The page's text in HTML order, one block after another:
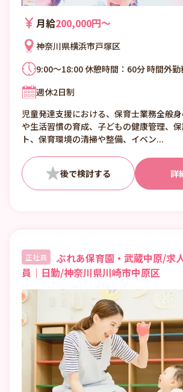
月給200,000円〜
神奈川県横浜市戸塚区
9:00～18:00 休憩時間：60分 時間外勤
週休2日制
児童発達支援における、保育士業務全般
や生活習慣の育成、子どもの健康管理、
ト、保育環境の清掃や整備、イベン...
詳
正社員
ぶれあ保育園・武蔵中原/求
員｜日勤/神奈川県川崎市中原区